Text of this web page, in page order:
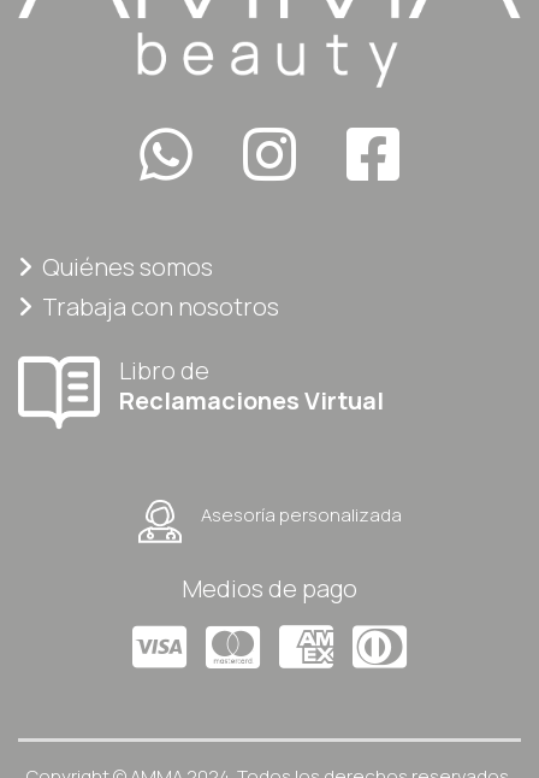
Quiénes somos
Trabaja con nosotros
Libro de
Reclamaciones Virtual
Asesoría personalizada
Medios de pago